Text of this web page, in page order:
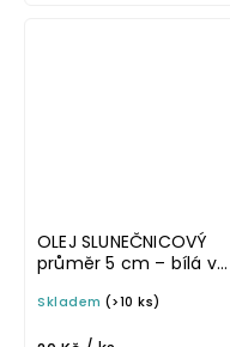
OLEJ SLUNEČNICOVÝ
průměr 5 cm – bílá v
omyvatelná samolepka
Skladem (>10 ks)